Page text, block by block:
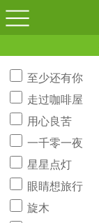
至少还有你
走过咖啡屋
用心良苦
一千零一夜
星星点灯
眼睛想旅行
旋木